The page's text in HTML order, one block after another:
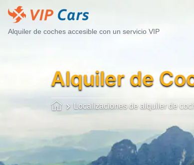
Alquiler de coches accesible con un servicio VIP
Alquiler de
Localizaciones de alquiler de